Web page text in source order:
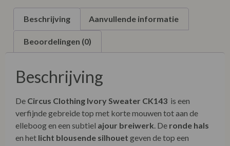
Beschrijving Aanvullende informatie
Beoordelingen (0)
Beschrijving
De Circus Clothing Ivory Sweater CK143 is een
verfijnde gebreide top met korte mouwen tot aan de
elleboog en een subtiel ajour breiwerk . De ronde hals
en het licht blousende silhouet geven de top een